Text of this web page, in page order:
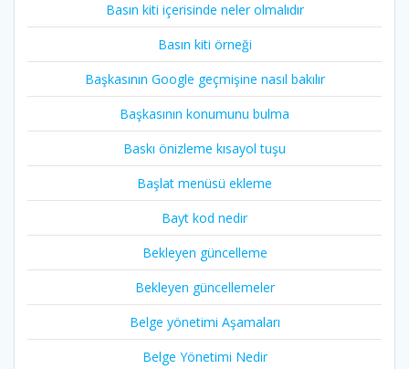
Basın kiti içerisinde neler olmalıdır
Basın kiti örneği
Başkasının Google geçmişine nasıl bakılır
Başkasının konumunu bulma
Baskı önizleme kısayol tuşu
Başlat menüsü ekleme
Bayt kod nedir
Bekleyen güncelleme
Bekleyen güncellemeler
Belge yönetimi Aşamaları
Belge Yönetimi Nedir